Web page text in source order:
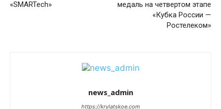
«SMARTech»
медаль на четвертом этапе
«Кубка России —
Ростелеком»
news_admin
https://krylatskoe.com